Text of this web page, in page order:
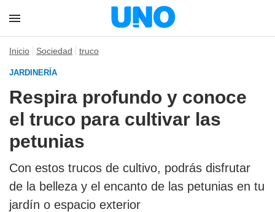
Inicio Sociedad truco
JARDINERÍA
Respira profundo y conoce
el truco para cultivar las
petunias
Con estos trucos de cultivo, podrás disfrutar
de la belleza y el encanto de las petunias en tu
jardín o espacio exterior